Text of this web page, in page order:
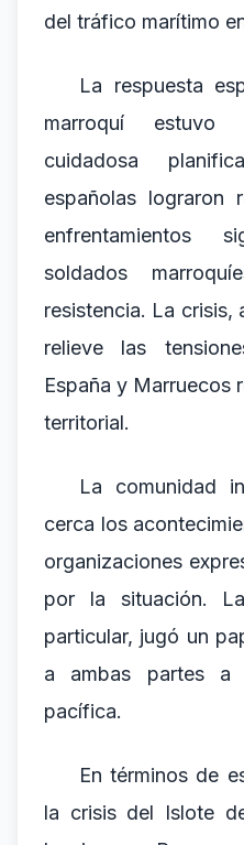
del tráfico marítimo
La respuesta
marroquí
cuidadosa
españolas lograron
enfrentamientos
soldados
resistencia. La crisis,
relieve las
España y Marruecos
territorial.
La comunidad
cerca los
organizaciones
por la situación.
particular, jugó un
a ambas partes a
pacífica.
En términos de
la crisis del Islote